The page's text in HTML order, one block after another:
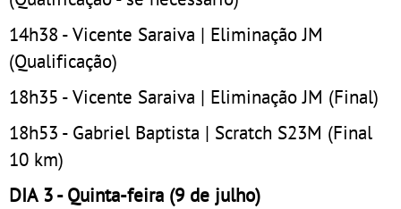
14h38 - Vicente Saraiva | Eliminação JM
(Qualificação)
18h35 - Vicente Saraiva | Eliminação JM (Final)
18h53 - Gabriel Baptista | Scratch S23M (Final
10 km)
DIA 3 - Quinta-feira (9 de julho)